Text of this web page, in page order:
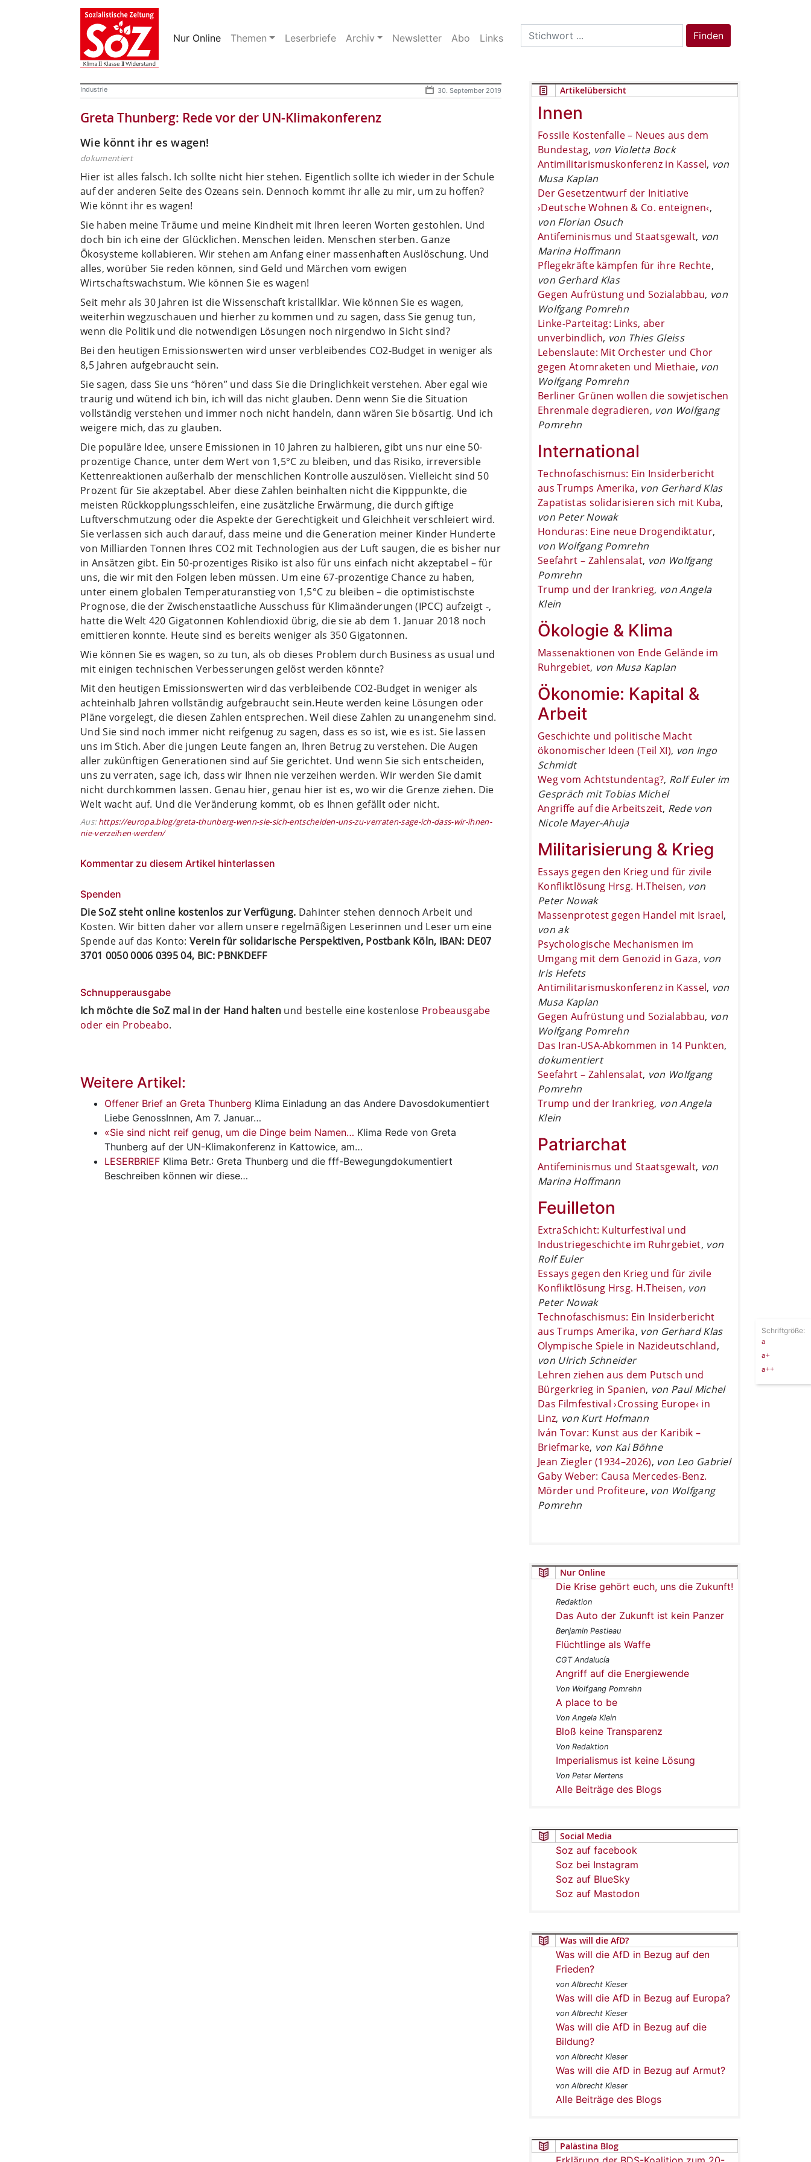
Nur Online Themen Leserbriefe Archiv Newsletter Abo Links
Search
for:
Finden
Industrie 30. September 2019
Greta Thunberg: Rede vor der UN-Klimakonferenz
Wie könnt ihr es wagen!
dokumentiert
Hier ist alles falsch. Ich sollte nicht hier stehen. Eigentlich sollte ich wieder in der Schule
auf der anderen Seite des Ozeans sein. Dennoch kommt ihr alle zu mir, um zu hoffen?
Wie könnt ihr es wagen!
Sie haben meine Träume und meine Kindheit mit Ihren leeren Worten gestohlen. Und
doch bin ich eine der Glücklichen. Menschen leiden. Menschen sterben. Ganze
Ökosysteme kollabieren. Wir stehen am Anfang einer massenhaften Auslöschung. Und
alles, worüber Sie reden können, sind Geld und Märchen vom ewigen
Wirtschaftswachstum. Wie können Sie es wagen!
Seit mehr als 30 Jahren ist die Wissenschaft kristallklar. Wie können Sie es wagen,
weiterhin wegzuschauen und hierher zu kommen und zu sagen, dass Sie genug tun,
wenn die Politik und die notwendigen Lösungen noch nirgendwo in Sicht sind?
Bei den heutigen Emissionswerten wird unser verbleibendes CO2-Budget in weniger als
8,5 Jahren aufgebraucht sein.
Sie sagen, dass Sie uns “hören” und dass Sie die Dringlichkeit verstehen. Aber egal wie
traurig und wütend ich bin, ich will das nicht glauben. Denn wenn Sie die Situation
vollständig verstehen und immer noch nicht handeln, dann wären Sie bösartig. Und ich
weigere mich, das zu glauben.
Die populäre Idee, unsere Emissionen in 10 Jahren zu halbieren, gibt uns nur eine 50-
prozentige Chance, unter dem Wert von 1,5°C zu bleiben, und das Risiko, irreversible
Kettenreaktionen außerhalb der menschlichen Kontrolle auszulösen. Vielleicht sind 50
Prozent für Sie akzeptabel. Aber diese Zahlen beinhalten nicht die Kipppunkte, die
meisten Rückkopplungsschleifen, eine zusätzliche Erwärmung, die durch giftige
Luftverschmutzung oder die Aspekte der Gerechtigkeit und Gleichheit verschleiert wird.
Sie verlassen sich auch darauf, dass meine und die Generation meiner Kinder Hunderte
von Milliarden Tonnen Ihres CO2 mit Technologien aus der Luft saugen, die es bisher nur
in Ansätzen gibt. Ein 50-prozentiges Risiko ist also für uns einfach nicht akzeptabel – für
uns, die wir mit den Folgen leben müssen. Um eine 67-prozentige Chance zu haben,
unter einem globalen Temperaturanstieg von 1,5°C zu bleiben – die optimistischste
Prognose, die der Zwischenstaatliche Ausschuss für Klimaänderungen (IPCC) aufzeigt -,
hatte die Welt 420 Gigatonnen Kohlendioxid übrig, die sie ab dem 1. Januar 2018 noch
emittieren konnte. Heute sind es bereits weniger als 350 Gigatonnen.
Wie können Sie es wagen, so zu tun, als ob dieses Problem durch Business as usual und
mit einigen technischen Verbesserungen gelöst werden könnte?
Mit den heutigen Emissionswerten wird das verbleibende CO2-Budget in weniger als
achteinhalb Jahren vollständig aufgebraucht sein.Heute werden keine Lösungen oder
Pläne vorgelegt, die diesen Zahlen entsprechen. Weil diese Zahlen zu unangenehm sind.
Und Sie sind noch immer nicht reifgenug zu sagen, dass es so ist, wie es ist. Sie lassen
uns im Stich. Aber die jungen Leute fangen an, Ihren Betrug zu verstehen. Die Augen
aller zukünftigen Generationen sind auf Sie gerichtet. Und wenn Sie sich entscheiden,
uns zu verraten, sage ich, dass wir Ihnen nie verzeihen werden. Wir werden Sie damit
nicht durchkommen lassen. Genau hier, genau hier ist es, wo wir die Grenze ziehen. Die
Welt wacht auf. Und die Veränderung kommt, ob es Ihnen gefällt oder nicht.
Aus: https://europa.blog/greta-thunberg-wenn-sie-sich-entscheiden-uns-zu-verraten-sage-ich-dass-wir-ihnen-
nie-verzeihen-werden/
Kommentar zu diesem Artikel hinterlassen
Spenden
Die SoZ steht online kostenlos zur Verfügung. Dahinter stehen dennoch Arbeit und
Kosten. Wir bitten daher vor allem unsere regelmäßigen Leserinnen und Leser um eine
Spende auf das Konto:Verein für solidarische Perspektiven, Postbank Köln, IBAN: DE07
3701 0050 0006 0395 04, BIC: PBNKDEFF
Schnupperausgabe
Ich möchte die SoZ mal in der Hand halten und bestelle eine kostenlose Probeausgabe
oder ein Probeabo.
Weitere Artikel:
Offener Brief an Greta Thunberg Klima Einladung an das Andere Davosdokumentiert
Liebe GenossInnen, Am 7. Januar…
«Sie sind nicht reif genug, um die Dinge beim Namen… Klima Rede von Greta
Thunberg auf der UN-Klimakonferenz in Kattowice, am…
LESERBRIEF Klima Betr.: Greta Thunberg und die fff-Bewegungdokumentiert
Beschreiben können wir diese…
Artikelübersicht
Innen
Fossile Kostenfalle – Neues aus dem
Bundestag, von Violetta Bock
Antimilitarismuskonferenz in Kassel, von
Musa Kaplan
Der Gesetzentwurf der Initiative
›Deutsche Wohnen & Co. enteignen‹,
von Florian Osuch
Antifeminismus und Staatsgewalt, von
Marina Hoffmann
Pflegekräfte kämpfen für ihre Rechte,
von Gerhard Klas
Gegen Aufrüstung und Sozialabbau, von
Wolfgang Pomrehn
Linke-Parteitag: Links, aber
unverbindlich, von Thies Gleiss
Lebenslaute: Mit Orchester und Chor
gegen Atomraketen und Miethaie, von
Wolfgang Pomrehn
Berliner Grünen wollen die sowjetischen
Ehrenmale degradieren, von Wolfgang
Pomrehn
International
Technofaschismus: Ein Insiderbericht
aus Trumps Amerika, von Gerhard Klas
Zapatistas solidarisieren sich mit Kuba,
von Peter Nowak
Honduras: Eine neue Drogendiktatur,
von Wolfgang Pomrehn
Seefahrt – Zahlensalat, von Wolfgang
Pomrehn
Trump und der Irankrieg, von Angela
Klein
Ökologie & Klima
Massenaktionen von Ende Gelände im
Ruhrgebiet, von Musa Kaplan
Ökonomie: Kapital &
Arbeit
Geschichte und politische Macht
ökonomischer Ideen (Teil XI), von Ingo
Schmidt
Weg vom Achtstundentag?, Rolf Euler im
Gespräch mit Tobias Michel
Angriffe auf die Arbeitszeit, Rede von
Nicole Mayer-Ahuja
Militarisierung & Krieg
Essays gegen den Krieg und für zivile
Konfliktlösung Hrsg. H.Theisen, von
Peter Nowak
Massenprotest gegen Handel mit Israel,
von ak
Psychologische Mechanismen im
Umgang mit dem Genozid in Gaza, von
Iris Hefets
Antimilitarismuskonferenz in Kassel, von
Musa Kaplan
Gegen Aufrüstung und Sozialabbau, von
Wolfgang Pomrehn
Das Iran-USA-Abkommen in 14 Punkten,
dokumentiert
Seefahrt – Zahlensalat, von Wolfgang
Pomrehn
Trump und der Irankrieg, von Angela
Klein
Patriarchat
Antifeminismus und Staatsgewalt, von
Marina Hoffmann
Feuilleton
ExtraSchicht: Kulturfestival und
Industriegeschichte im Ruhrgebiet, von
Rolf Euler
Essays gegen den Krieg und für zivile
Konfliktlösung Hrsg. H.Theisen, von
Peter Nowak
Technofaschismus: Ein Insiderbericht
aus Trumps Amerika, von Gerhard Klas
Olympische Spiele in Nazideutschland,
von Ulrich Schneider
Lehren ziehen aus dem Putsch und
Bürgerkrieg in Spanien, von Paul Michel
Das Filmfestival ›Crossing Europe‹ in
Linz, von Kurt Hofmann
Iván Tovar: Kunst aus der Karibik –
Briefmarke, von Kai Böhne
Jean Ziegler (1934–2026), von Leo Gabriel
Gaby Weber: Causa Mercedes-Benz.
Mörder und Profiteure, von Wolfgang
Pomrehn
Nur Online
Die Krise gehört euch, uns die Zukunft!
Redaktion
Das Auto der Zukunft ist kein Panzer
Benjamin Pestieau
Flüchtlinge als Waffe
CGT Andalucía
Angriff auf die Energiewende
Von Wolfgang Pomrehn
A place to be
Von Angela Klein
Bloß keine Transparenz
Von Redaktion
Imperialismus ist keine Lösung
Von Peter Mertens
Alle Beiträge des Blogs
Social Media
Soz auf facebook
Soz bei Instagram
Soz auf BlueSky
Soz auf Mastodon
Was will die AfD?
Was will die AfD in Bezug auf den
Frieden?
von Albrecht Kieser
Was will die AfD in Bezug auf Europa?
von Albrecht Kieser
Was will die AfD in Bezug auf die
Bildung?
von Albrecht Kieser
Was will die AfD in Bezug auf Armut?
von Albrecht Kieser
Alle Beiträge des Blogs
Palästina Blog
Schriftgröße:
a
a+
a++